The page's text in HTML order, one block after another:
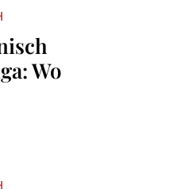
Wo